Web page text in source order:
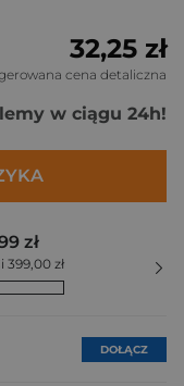
32,25 zł
cena detaliczna
w ciągu 24h!
zł
zł
DOŁĄCZ